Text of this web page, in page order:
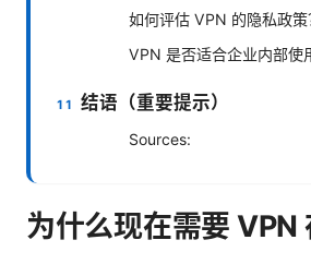
如何评估 VPN 的隐私政策
VPN 是否适合企业内部使
结语（重要提示）
Sources:
为什么现在需要 VPN